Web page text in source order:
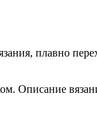
плавно